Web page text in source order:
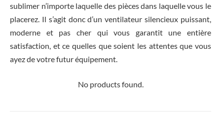
sublimer n’importe laquelle des pièces dans laquelle vous le
placerez. Il s’agit donc d’un ventilateur silencieux puissant,
moderne et pas cher qui vous garantit une entière
satisfaction, et ce quelles que soient les attentes que vous
ayez de votre futur équipement.
No products found.